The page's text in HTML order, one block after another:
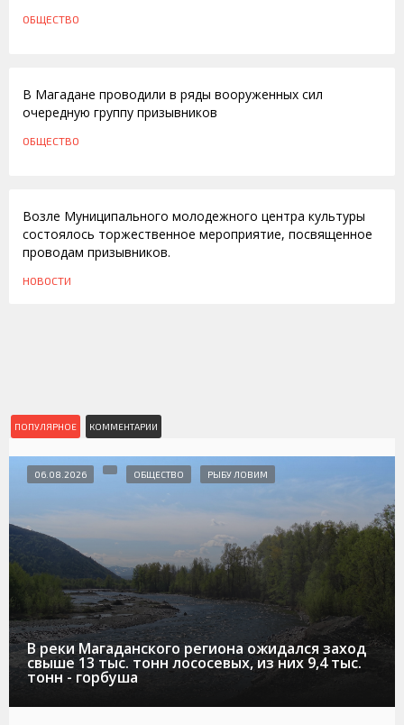
ОБЩЕСТВО
В Магадане проводили в ряды вооруженных сил
очередную группу призывников
ОБЩЕСТВО
Возле Муниципального молодежного центра культуры
состоялось торжественное мероприятие, посвященное
проводам призывников.
НОВОСТИ
ПОПУЛЯРНОЕ КОММЕНТАРИИ
В реки Магаданского региона ожидался заход
свыше 13 тыс. тонн лососевых, из них 9,4 тыс.
тонн - горбуша
06.08.2026 ОБЩЕСТВО РЫБУ ЛОВИМ